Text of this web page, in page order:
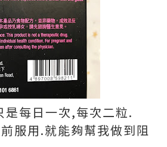
是每日一次,每次二粒.
服用.就能夠幫我做到阻